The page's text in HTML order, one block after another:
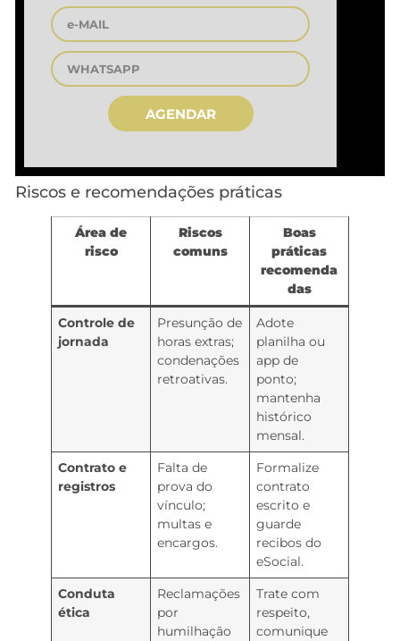
AGENDAR
Riscos e recomendações práticas
Área de
risco
Riscos
comuns
Boas
práticas
recomenda
das
Controle de
jornada
Presunção de
horas extras;
condenações
retroativas.
Adote
planilha ou
app de
ponto;
mantenha
histórico
mensal.
Contrato e
registros
Falta de
prova do
vínculo;
multas e
encargos.
Formalize
contrato
escrito e
guarde
recibos do
eSocial.
Conduta
ética
Reclamações
por
humilhação
Trate com
respeito,
comunique